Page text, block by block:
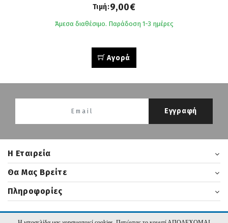
Τιμή:9,00€
Άμεσα διαθέσιμο. Παράδοση 1-3 ημέρες
Αγορά
H Εταιρεία
Εγγραφή
Θα Μας Βρείτε
Πληροφορίες